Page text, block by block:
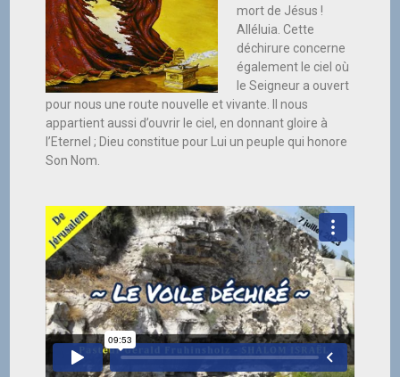
mort de Jésus !
Alléluia. Cette
déchirure concerne
également le ciel où
le Seigneur a ouvert
pour nous une route nouvelle et vivante. Il nous
appartient aussi d’ouvrir le ciel, en donnant gloire à
l’Eternel ; Dieu constitue pour Lui un peuple qui honore
Son Nom.